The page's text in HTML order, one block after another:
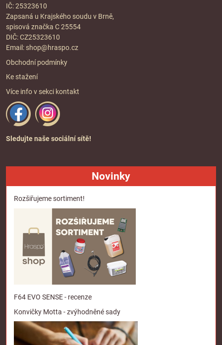
IČ: 25323610
Zapsaná u Krajského soudu v Brně,
spisová značka C 25554
DIČ: CZ25323610
Email: shop@hraspo.cz
Obchodní podmínky
Ke stažení
Více info v sekci kontakt
Sledujte naše sociální sítě!
Novinky
Rozšiřujeme sortiment!
F64 EVO SENSE - recenze
Konvičky Motta - zvýhodněné sady